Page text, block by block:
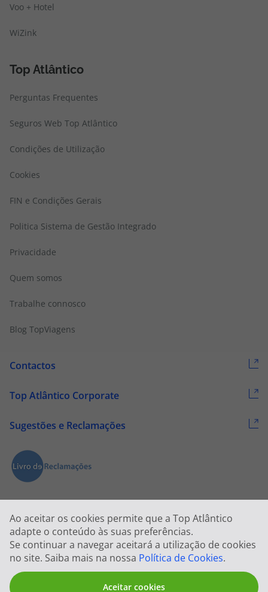
Ao aceitar os cookies permite que a Top Atlântico
adapte o conteúdo às suas preferências.
Se continuar a navegar aceitará a utilização de cookies
no site. Saiba mais na nossa Política de Cookies.
Aceitar cookies
Voo + Hotel
WiZink
Top Atlântico
Perguntas Frequentes
Seguros Web Top Atlântico
Condições de Utilização
Cookies
FIN e Condições Gerais
Politica Sistema de Gestão Integrado
Privacidade
Quem somos
Trabalhe connosco
Blog TopViagens
Contactos
Top Atlântico Corporate
Sugestões e Reclamações
2026 © Todos os direitos reservados:Top Atlântico, Viagens e Turismo